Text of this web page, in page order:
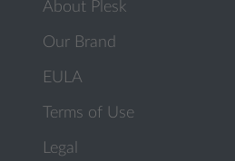
About Plesk
Our Brand
EULA
Terms of Use
Legal